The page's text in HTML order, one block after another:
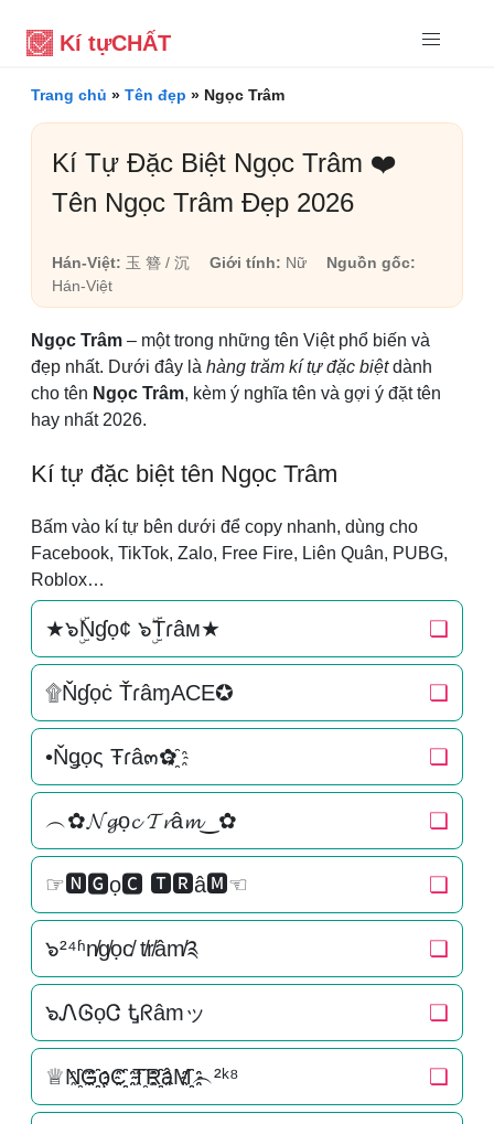
Kí tựCHẤT
Trang chủ » Tên đẹp » Ngọc Trâm
Kí Tự Đặc Biệt Ngọc Trâm ❤️
Tên Ngọc Trâm Đẹp 2026
Hán-Việt: 玉 簪 / 沉 Giới tính: Nữ
Nguồn gốc:
Hán-Việt
Ngọc Trâm – một trong những tên Việt phổ biến và
đẹp nhất. Dưới đây là hàng trăm kí tự đặc biệtdành
cho tên Ngọc Trâm, kèm ý nghĩa tên và gợi ý đặt tên
hay nhất 2026.
Kí tự đặc biệt tên Ngọc Trâm
Bấm vào kí tự bên dưới để copy nhanh, dùng cho
Facebook, TikTok, Zalo, Free Fire, Liên Quân, PUBG,
Roblox…
★๖ۣۜNɠọ¢ ๖ۣۜTɾâм★ ❏
۩Ňɠọċ ŤɾâɱACE✪ ❏
•Ňǥọς Ŧɾâ๓✿҈ ❏
︵✿𝓝𝓰ọ𝓬 𝓣𝓻â𝓶‿✿ ❏
☞🅽🅶ọ🅲 🆃🆁â🅼☜ ❏
๖²⁴ʱn̸g̸ọc̸ t̸r̸âm̸༉ ❏
๖ᏁᎶọᏣ Ꮏᖇâmッ ❏
♕N҈G҈҈ọC҈҈ T҈R҈҈âM҈҈︵²ᵏ⁸ ❏